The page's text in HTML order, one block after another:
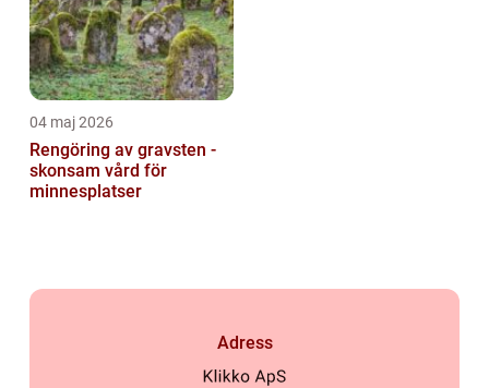
04 maj 2026
Rengöring av gravsten -
skonsam vård för
minnesplatser
Adress